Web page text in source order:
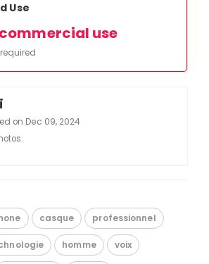
Use
use
on Dec 09, 2024
casque professionnel
homme voix